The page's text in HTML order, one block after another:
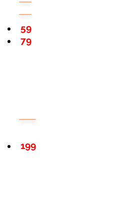
79
59
199